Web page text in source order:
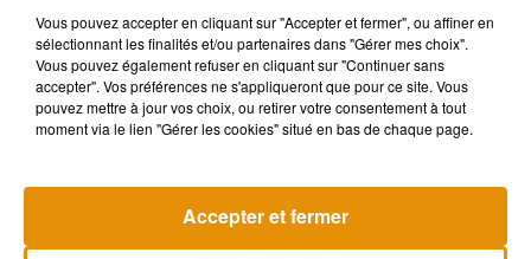
Angèle et Amélie Lens dévoilent leur
Vous pouvez accepter en cliquant sur "Accepter et fermer", ou affiner en
sélectionnant les finalités et/ou partenaires dans "Gérer mes choix".
Vous pouvez également refuser en cliquant sur "Continuer sans
accepter". Vos préférences ne s'appliqueront que pour ce site. Vous
pouvez mettre à jour vos choix, ou retirer votre consentement à tout
moment via le lien "Gérer les cookies" situé en bas de chaque page.
Accepter et fermer